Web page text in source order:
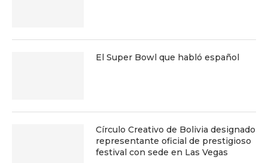
El Super Bowl que habló español
Círculo Creativo de Bolivia designado
representante oficial de prestigioso
festival con sede en Las Vegas